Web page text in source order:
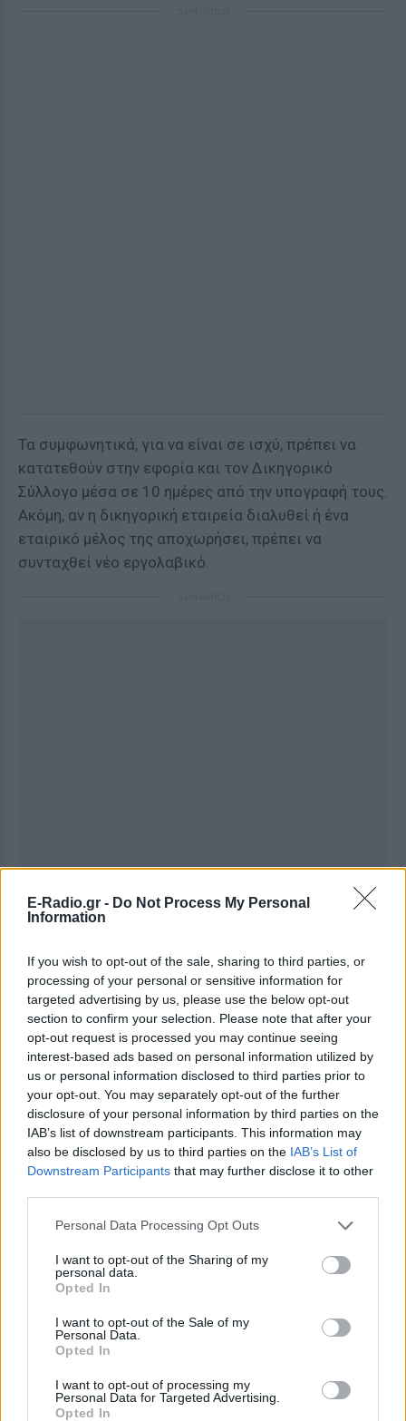
E-Radio.gr - Do Not Process My Personal
Information
If you wish to opt-out of the sale, sharing to third parties, or
processing of your personal or sensitive information for
targeted advertising by us, please use the below opt-out
section to confirm your selection. Please note that after your
opt-out request is processed you may continue seeing
interest-based ads based on personal information utilized by
us or personal information disclosed to third parties prior to
your opt-out. You may separately opt-out of the further
disclosure of your personal information by third parties on the
IAB’s list of downstream participants. This information may
also be disclosed by us to third parties on the IAB’s List of
Downstream Participants that may further disclose it to other
Personal Data Processing Opt Outs
I want to opt-out of the Sharing of my
personal data.
Opted In
I want to opt-out of the Sale of my
Personal Data.
Opted In
I want to opt-out of processing my
Personal Data for Targeted Advertising.
Opted In
Τα συμφωνητικά, για να είναι σε ισχύ, πρέπει να
κατατεθούν στην εφορία και τον Δικηγορικό
Σύλλογο μέσα σε 10 ημέρες από την υπογραφή τους.
Ακόμη, αν η δικηγορική εταιρεία διαλυθεί ή ένα
εταιρικό μέλος της αποχωρήσει, πρέπει να
συνταχθεί νέο εργολαβικό.
Ακολουθήστε το E-Radio.gr στο Google News
και μάθετε πρώτοιτα πιο hot νέα.
Για ακόμη περισσότερανέα, μπείτε στην ροή
ειδήσεωντου E-Daily.gr
Ακολουθήστε το E-Radio.gr και στο Instagram
ΔΙΑΦΗΜΙΣΗ